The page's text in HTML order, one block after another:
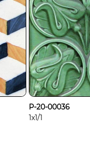
P-20-00036
1x1/1